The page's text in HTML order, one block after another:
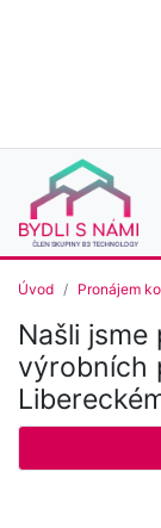
Úvod Pronájem
Našli jsme
výrobních